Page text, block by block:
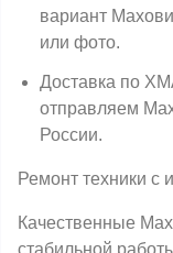
вариант
или фото.
Доставка по
отправляем
России.
Ремонт техники с
Качественные
стабильной